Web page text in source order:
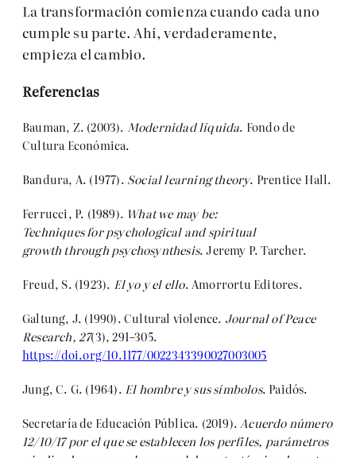
La transformación comienza cuando cada uno
cumple su parte. Ahí, verdaderamente,
empieza el cambio.
Referencias
Bauman, Z. (2003). Modernidad líquida. Fondo de
Cultura Económica.
Bandura, A. (1977). Sociallearning theory. Prentice Hall.
Ferrucci, P. (1989). What we maybe:
Techniquesforpsychologicaland spiritual
growth throughpsychosynthesis. Jeremy P. Tarcher.
Freud, S. (1923). El yo y el ello. Amorrortu Editores.
Galtung, J. (1990). Cultural violence. JournalofPeace
Research, 27(3), 291–305.
https://doi.org/10.1177/0022343390027003005
Jung, C. G. (1964). El hombre y sus símbolos. Paidós.
Secretaría de Educación Pública. (2019).Acuerdo número
12/10/17 por el que se establecen los perfiles, parámetros